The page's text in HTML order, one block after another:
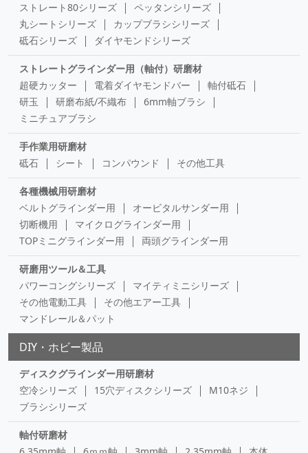
ストレート80シリーズ
ペッタンシリーズ
丸シートシリーズ
カップブラシシリーズ
砥石シリーズ
ダイヤモンドシリーズ
ストレートグラインダー用（軸付）研磨材
超硬カッター
電着ダイヤモンドバー
軸付砥石
研玉
研磨布紙/不織布
6mm軸ブラシ
ミニチュアブラシ
手作業用研磨材
砥石
シート コンパウンド その他工具
各種機械用研磨材
ベルトグラインダー用
オービタルサンダー用
切断機用
マイクログラインダー用
TOPミニグラインダー用
両頭グラインダー用
研磨用ツール＆工具
パワーコングシリーズ
マイティミニシリーズ
その他電動工具
その他エアー工具
マンドレール＆パット
DIY・ホビー製品
ディスクグラインダー用研磨材
空冷シリーズ
15穴ディスクシリーズ
M10ネジ
ブラシシリーズ
軸付研磨材